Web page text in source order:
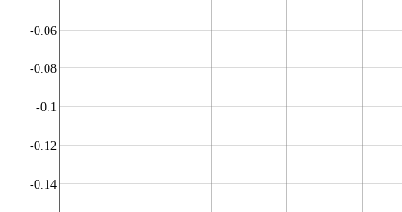
-0.14
-0.12
-0.1
-0.08
-0.06